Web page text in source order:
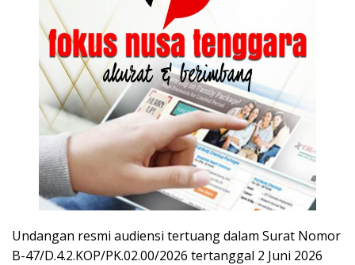
Undangan resmi audiensi tertuang dalam Surat Nomor
B-47/D.4.2.KOP/PK.02.00/2026 tertanggal 2 Juni 2026